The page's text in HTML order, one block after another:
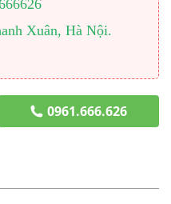
Xuân, Hà Nội.
0961.666.626